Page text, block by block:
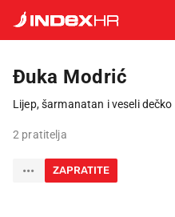
Đuka Modrić
Lijep, šarmanatan i veseli dečko
2 pratitelja
ZAPRATITE